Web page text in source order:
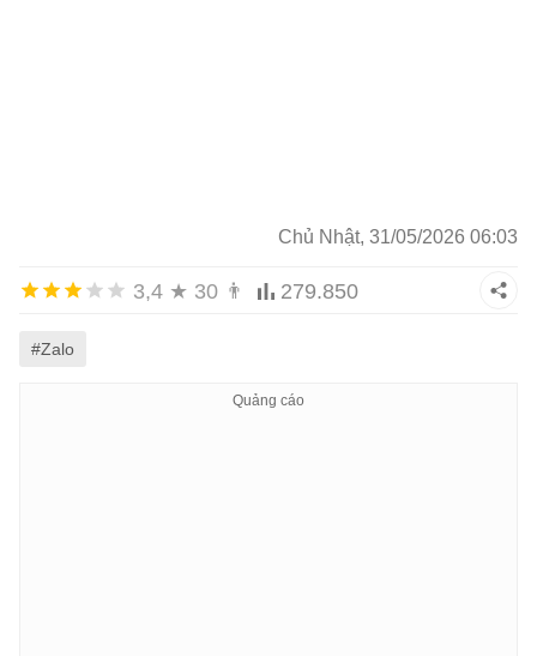
Chủ Nhật, 31/05/2026 06:03
3,4 ★ 30 👨 279.850
#Zalo